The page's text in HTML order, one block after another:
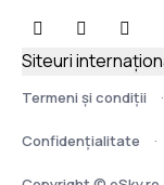
Termeni şi condiţii
Confidențialitate
Siteuri